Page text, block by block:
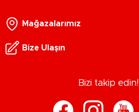
Mağazalarımız
Bize Ulaşın
Bizi takip edin!